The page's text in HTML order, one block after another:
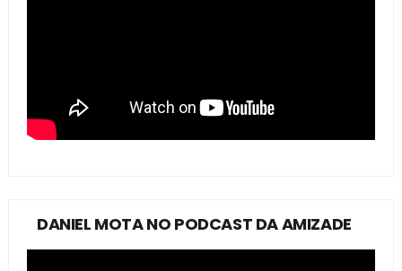
DANIEL MOTA NO PODCAST DA AMIZADE